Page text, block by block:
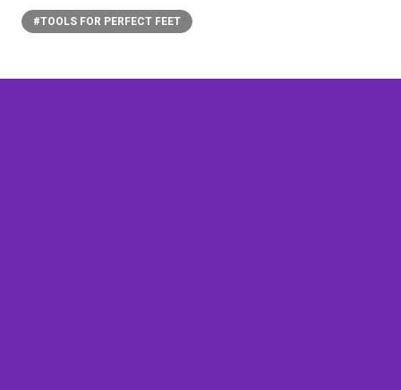
#TOOLS FOR PERFECT FEET